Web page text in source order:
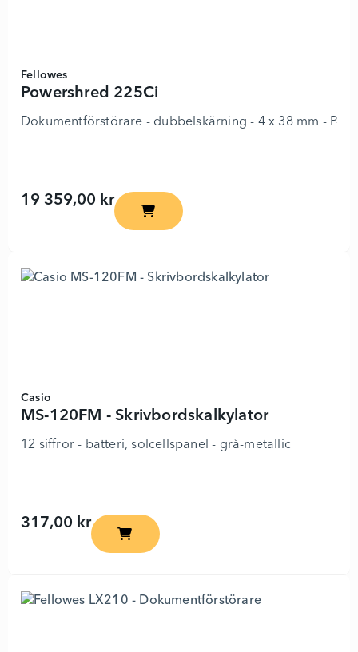
Fellowes
Powershred 225Ci
Dokumentförstörare - dubbelskärning - 4 x 38 mm - P-4
19 359,00 krPowershred 225Ci - 3589176 - Lägg i
Casio
MS-120FM - Skrivbordskalkylator
12 siffror - batteri, solcellspanel - grå-metallic
317,00 krMS-120FM - Skrivbordskalkylator -